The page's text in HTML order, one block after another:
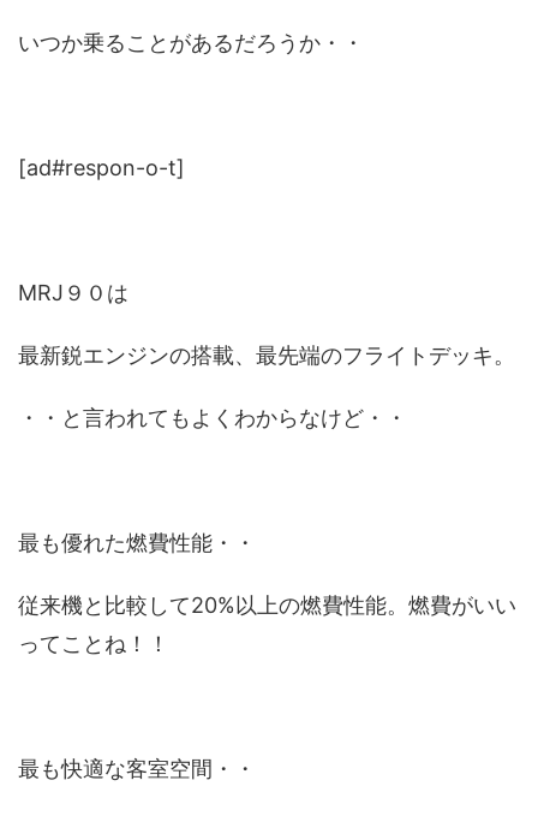
いつか乗ることがあるだろうか・・
[ad#respon-o-t]
MRJ９０は
最新鋭エンジンの搭載、最先端のフライトデッキ。
・・と言われてもよくわからなけど・・
最も優れた燃費性能・・
従来機と比較して20%以上の燃費性能。燃費がいい
ってことね！！
最も快適な客室空間・・